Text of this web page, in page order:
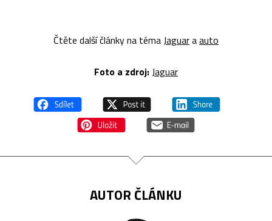
Čtěte další články na témaJaguaraauto
Foto a zdroj:Jaguar
AUTOR ČLÁNKU